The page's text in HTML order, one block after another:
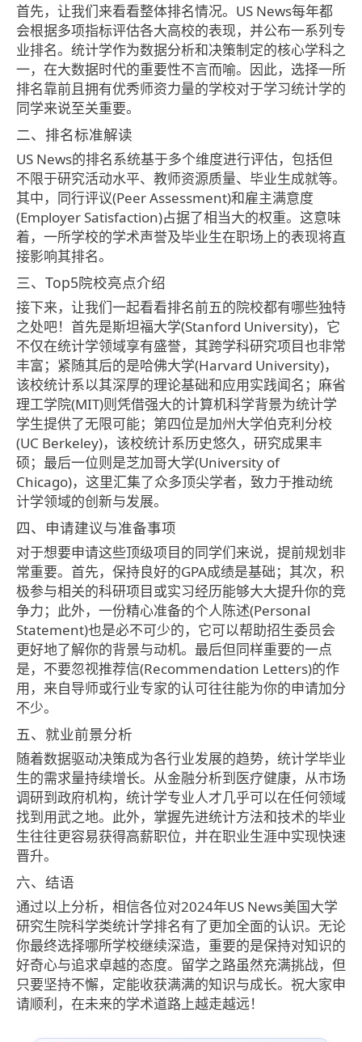
首先，让我们来看看整体排名情况。US News每年都
会根据多项指标评估各大高校的表现，并公布一系列专
业排名。统计学作为数据分析和决策制定的核心学科之
一，在大数据时代的重要性不言而喻。因此，选择一所
排名靠前且拥有优秀师资力量的学校对于学习统计学的
同学来说至关重要。
二、排名标准解读
US News的排名系统基于多个维度进行评估，包括但
不限于研究活动水平、教师资源质量、毕业生成就等。
其中，同行评议(Peer Assessment)和雇主满意度
(Employer Satisfaction)占据了相当大的权重。这意味
着，一所学校的学术声誉及毕业生在职场上的表现将直
接影响其排名。
三、Top5院校亮点介绍
接下来，让我们一起看看排名前五的院校都有哪些独特
之处吧！首先是斯坦福大学(Stanford University)，它
不仅在统计学领域享有盛誉，其跨学科研究项目也非常
丰富；紧随其后的是哈佛大学(Harvard University)，
该校统计系以其深厚的理论基础和应用实践闻名；麻省
理工学院(MIT)则凭借强大的计算机科学背景为统计学
学生提供了无限可能；第四位是加州大学伯克利分校
(UC Berkeley)，该校统计系历史悠久，研究成果丰
硕；最后一位则是芝加哥大学(University of
Chicago)，这里汇集了众多顶尖学者，致力于推动统
计学领域的创新与发展。
四、申请建议与准备事项
对于想要申请这些顶级项目的同学们来说，提前规划非
常重要。首先，保持良好的GPA成绩是基础；其次，积
极参与相关的科研项目或实习经历能够大大提升你的竞
争力；此外，一份精心准备的个人陈述(Personal
Statement)也是必不可少的，它可以帮助招生委员会
更好地了解你的背景与动机。最后但同样重要的一点
是，不要忽视推荐信(Recommendation Letters)的作
用，来自导师或行业专家的认可往往能为你的申请加分
不少。
五、就业前景分析
随着数据驱动决策成为各行业发展的趋势，统计学毕业
生的需求量持续增长。从金融分析到医疗健康，从市场
调研到政府机构，统计学专业人才几乎可以在任何领域
找到用武之地。此外，掌握先进统计方法和技术的毕业
生往往更容易获得高薪职位，并在职业生涯中实现快速
晋升。
六、结语
通过以上分析，相信各位对2024年US News美国大学
研究生院科学类统计学排名有了更加全面的认识。无论
你最终选择哪所学校继续深造，重要的是保持对知识的
好奇心与追求卓越的态度。留学之路虽然充满挑战，但
只要坚持不懈，定能收获满满的知识与成长。祝大家申
请顺利，在未来的学术道路上越走越远！